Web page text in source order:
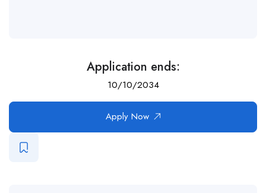
Application ends:
10/10/2034
Apply Now